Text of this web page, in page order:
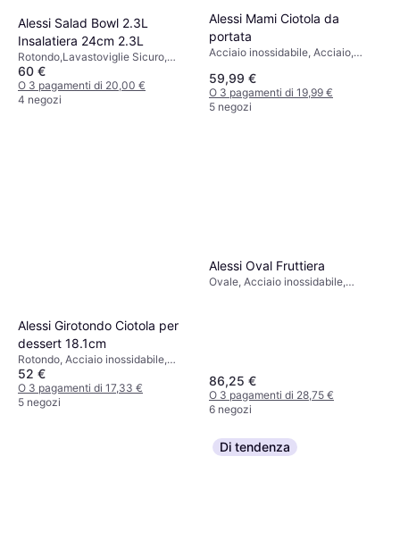
Alessi Salad Bowl 2.3L
Insalatiera 24cm 2.3L
Rotondo,Lavastoviglie Sicuro,
Acciaio inossidabile, Acciaio
Inossidabile, Trasparente, Argento
60 €
O 3 pagamenti di 20,00 €
4 negozi
Alessi Mami Ciotola da
portata
Acciaio inossidabile, Acciaio,
59,99 €
O 3 pagamenti di 19,99 €
5 negozi
Alessi Girotondo Ciotola per
dessert 18.1cm
Rotondo, Acciaio inossidabile,
Porcellana, Acciaio, Multicolore,
Argento, Grigio, Acciaio
Inossidabile, Nero
52 €
O 3 pagamenti di 17,33 €
5 negozi
Alessi Oval Fruttiera
Ovale, Acciaio inossidabile,
86,25 €
O 3 pagamenti di 28,75 €
6 negozi
Di tendenza